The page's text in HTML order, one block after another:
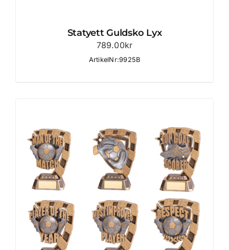
Statyett Guldsko Lyx
789.00kr
ArtikelNr:9925B